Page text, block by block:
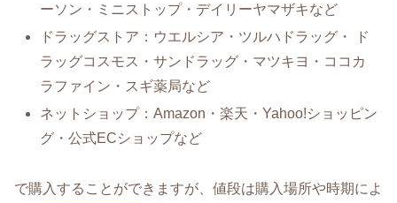
ーソン・ミニストップ・デイリーヤマザキなど
ドラッグストア：ウエルシア・ツルハドラッグ・ ド
ラッグコスモス・サンドラッグ・マツキヨ・ココカ
ラファイン・スギ薬局など
ネットショップ：Amazon・楽天・Yahoo!ショッピン
グ・公式ECショップなど
で購入することができますが、値段は購入場所や時期によ